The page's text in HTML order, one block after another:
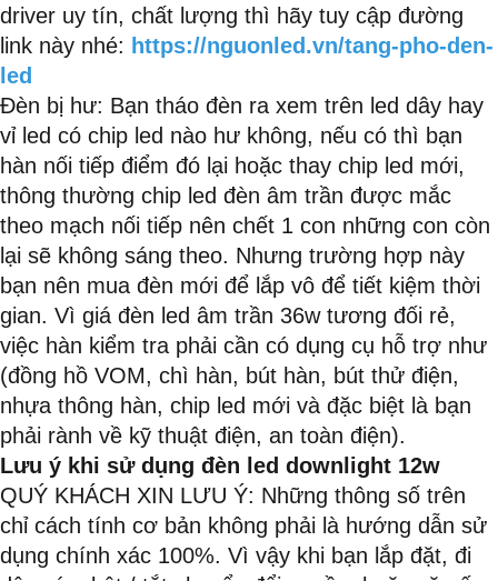
driver uy tín, chất lượng thì hãy tuy cập đường
link này nhé: https://nguonled.vn/tang-pho-den-
led
Đèn bị hư: Bạn tháo đèn ra xem trên led dây hay
vỉ led có chip led nào hư không, nếu có thì bạn
hàn nối tiếp điểm đó lại hoặc thay chip led mới,
thông thường chip led đèn âm trần được mắc
theo mạch nối tiếp nên chết 1 con những con còn
lại sẽ không sáng theo. Nhưng trường hợp này
bạn nên mua đèn mới để lắp vô để tiết kiệm thời
gian. Vì giá đèn led âm trần 36w tương đối rẻ,
việc hàn kiểm tra phải cần có dụng cụ hỗ trợ như
(đồng hồ VOM, chì hàn, bút hàn, bút thử điện,
nhựa thông hàn, chip led mới và đặc biệt là bạn
phải rành về kỹ thuật điện, an toàn điện).
Lưu ý khi sử dụng đèn led downlight 12w
QUÝ KHÁCH XIN LƯU Ý: Những thông số trên
chỉ cách tính cơ bản không phải là hướng dẫn sử
dụng chính xác 100%. Vì vậy khi bạn lắp đặt, đi